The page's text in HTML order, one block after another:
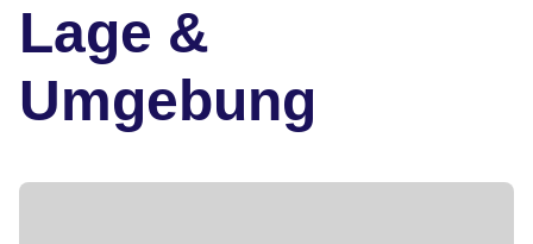
Lage &
Umgebung